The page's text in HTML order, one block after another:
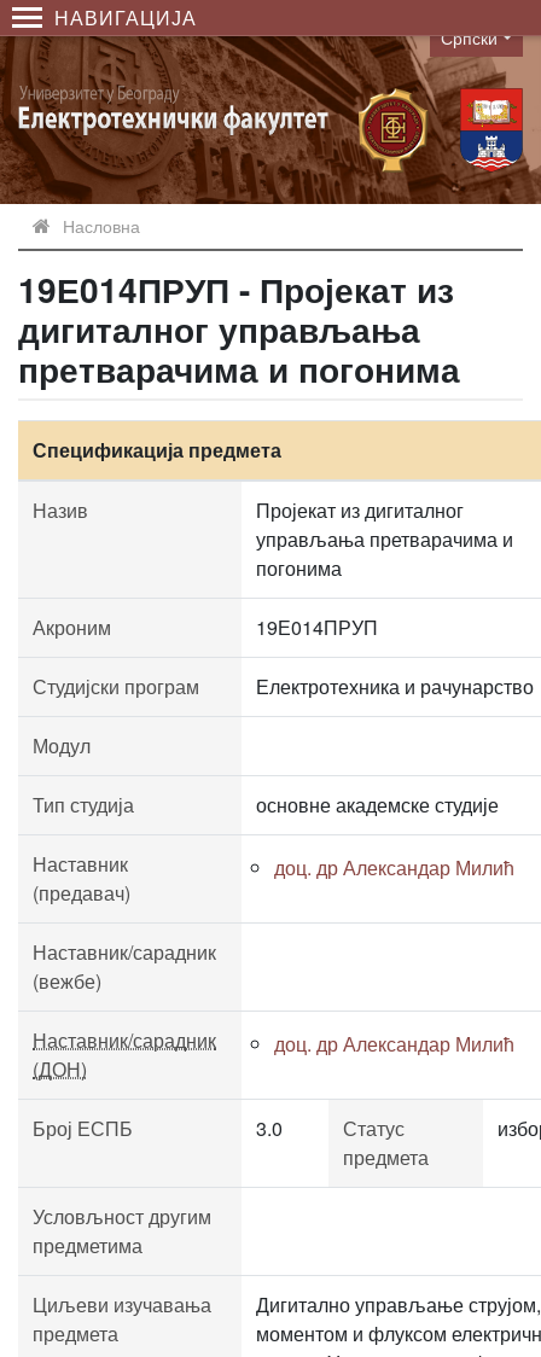
НАВИГАЦИЈА
Language
Српски
Насловна
19Е014ПРУП - Пројекат из
дигиталног управљања
претварачима и погонима
Спецификација предмета
Назив
Пројекат из дигиталног
управљања претварачима и
погонима
Акроним 19Е014ПРУП
Студијски програм Електротехника и рачунарство
Модул
Тип студија основне академске студије
Наставник
(предавач)
доц. др Александар Милић
Наставник/сарадник
(вежбе)
Наставник/сарадник
(ДОН)
доц. др Александар Милић
Број ЕСПБ 3.0
Статус
предмета
Условљност другим
предметима
Циљеви изучавања
предмета
Дигитално управљање струјом,
моментом и флуксом